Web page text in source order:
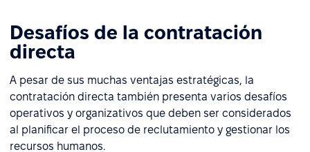
Desafíos de la contratación
directa
A pesar de sus muchas ventajas estratégicas, la
contratación directa también presenta varios desafíos
operativos y organizativos que deben ser considerados
al planificar el proceso de reclutamiento y gestionar los
recursos humanos.